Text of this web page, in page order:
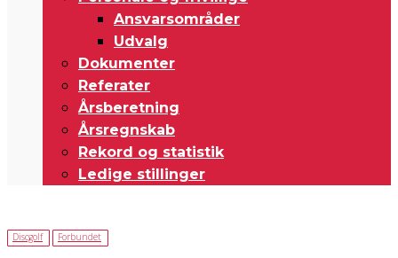
Ansvarsområder
Udvalg
Dokumenter
Referater
Årsberetning
Årsregnskab
Rekord og statistik
Ledige stillinger
Discgolf Forbundet